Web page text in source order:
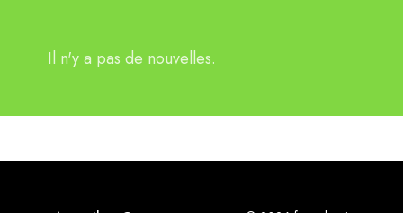
Il n'y a pas de nouvelles.